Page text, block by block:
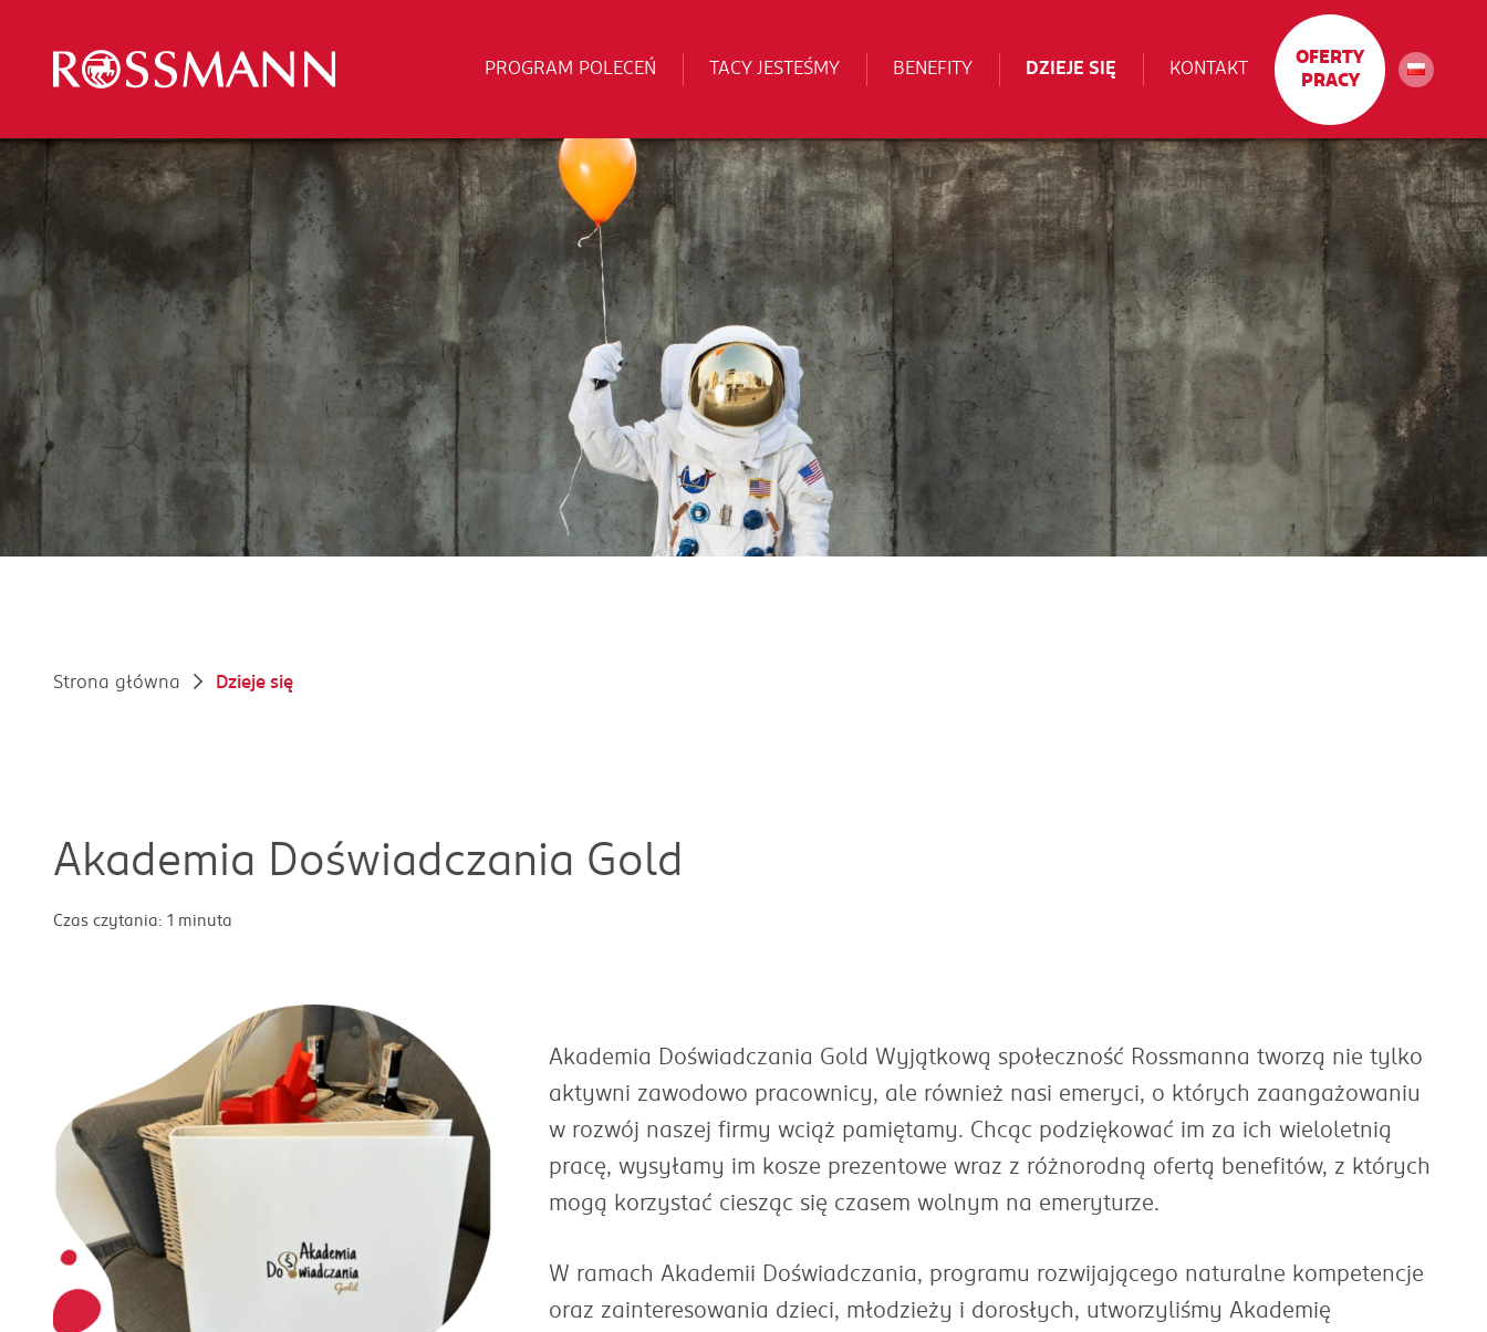
PROGRAM POLECEŃ TACY JESTEŚMY BENEFITY DZIEJE SIĘ KONTAKT
OFERTY
PRACY
Strona główna Dzieje się
Akademia Doświadczania Gold
Czas czytania: 1 minuta
Akademia Doświadczania Gold Wyjątkową społeczność Rossmanna tworzą nie tylko
aktywni zawodowo pracownicy, ale również nasi emeryci, o których zaangażowaniu
w rozwój naszej firmy wciąż pamiętamy. Chcąc podziękować im za ich wieloletnią
pracę, wysyłamy im kosze prezentowe wraz z różnorodną ofertą benefitów, z których
mogą korzystać ciesząc się czasem wolnym na emeryturze.
W ramach Akademii Doświadczania, programu rozwijającego naturalne kompetencje
oraz zainteresowania dzieci, młodzieży i dorosłych, utworzyliśmy Akademię